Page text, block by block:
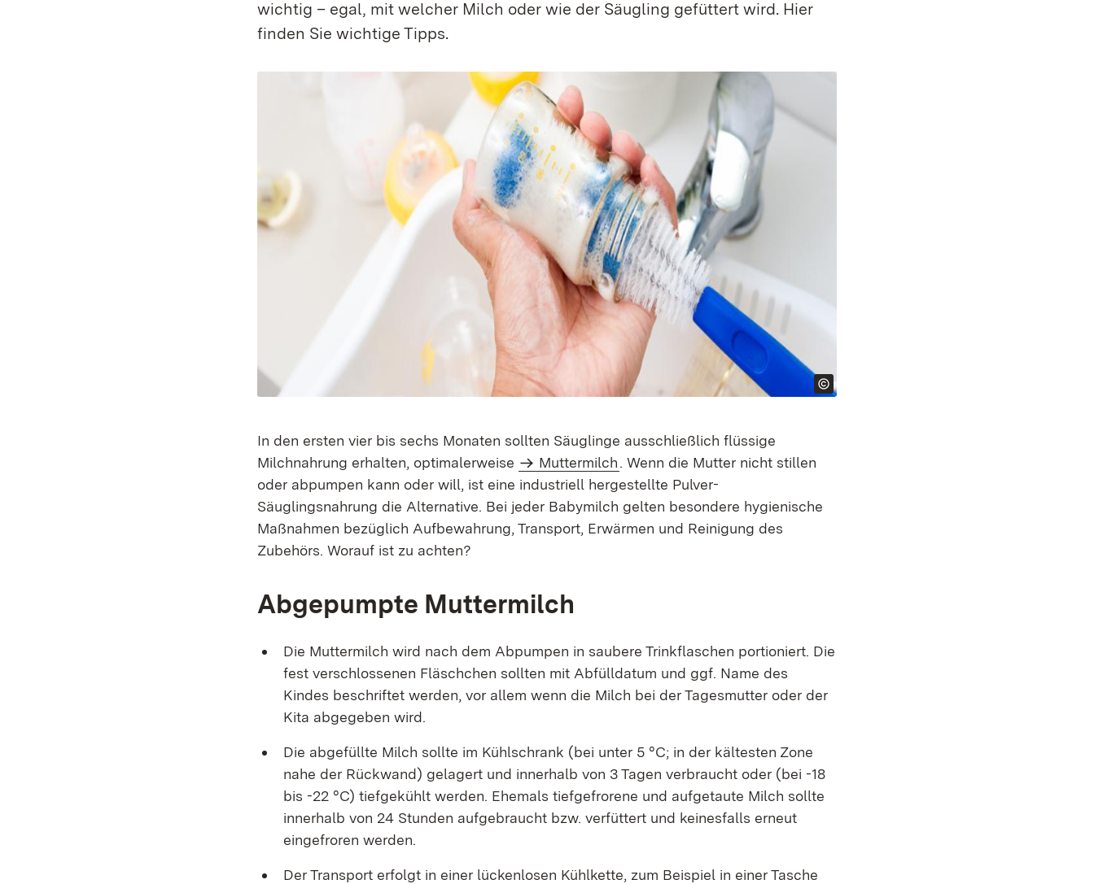
wichtig – egal, mit welcher Milch oder wie der Säugling gefüttert wird. Hier
finden Sie wichtige Tipps.
In den ersten vier bis sechs Monaten sollten Säuglinge ausschließlich flüssige
Milchnahrung erhalten, optimalerweise
Muttermilch. Wenn die Mutter nicht stillen
oder abpumpen kann oder will, ist eine industriell hergestellte Pulver-
Säuglingsnahrung die Alternative. Bei jeder Babymilch gelten besondere hygienische
Maßnahmen bezüglich Aufbewahrung, Transport, Erwärmen und Reinigung des
Zubehörs. Worauf ist zu achten?
Abgepumpte Muttermilch
Die Muttermilch wird nach dem Abpumpen in saubere Trinkflaschen portioniert. Die
fest verschlossenen Fläschchen sollten mit Abfülldatum und ggf. Name des
Kindes beschriftet werden, vor allem wenn die Milch bei der Tagesmutter oder der
Kita abgegeben wird.
Die abgefüllte Milch sollte im Kühlschrank (bei unter 5 °C; in der kältesten Zone
nahe der Rückwand) gelagert und innerhalb von 3 Tagen verbraucht oder (bei -18
bis -22 °C) tiefgekühlt werden. Ehemals tiefgefrorene und aufgetaute Milch sollte
innerhalb von 24 Stunden aufgebraucht bzw. verfüttert und keinesfalls erneut
eingefroren werden.
Der Transport erfolgt in einer lückenlosen Kühlkette, zum Beispiel in einer Tasche